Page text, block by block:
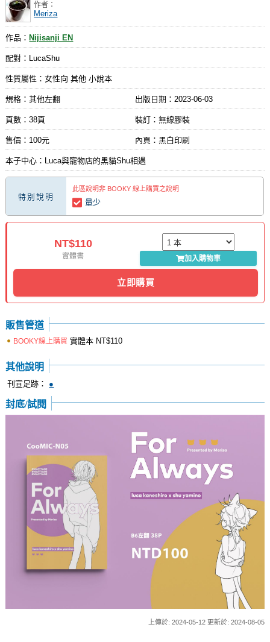
作者：
Meriza
作品： Nijisanji EN
配對：LucaShu
性質屬性：女性向 其他 小說本
規格：其他左翻 出版日期： 2023-06-03
頁數：38頁 裝訂：無線膠裝
售價：100元 內頁：黑白印刷
本子中心：Luca與寵物店的黑貓Shu相遇
特別說明
此區說明非 BOOKY 線上購買之說明
量少
NT$110
實體書 加入購物車
立即購買
販售管道
BOOKY線上購買 實體本 NT$110
其他說明
刊宣足跡： ●
封底/試閱
上傳於: 2024-05-12 更新於: 2024-08-05